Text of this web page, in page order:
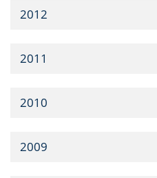
2012
2011
2010
2009